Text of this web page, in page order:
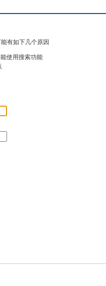
有如下几个原因
使用搜索功能